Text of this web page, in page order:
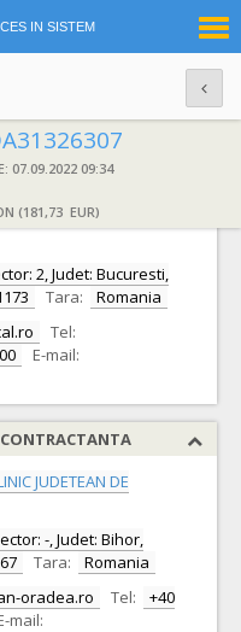
IN SISTEM
07.09.2022 09:34
(181,73 EUR)
S.R.L. S.R.L.
2, Judet: Bucuresti,
Tara:
Romania
Tel:
E-mail:
JUDETEAN DE
-, Judet: Bihor,
Tara:
Romania
oradea.ro Tel:
+40
mail: